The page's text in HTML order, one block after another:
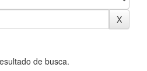
de busca.